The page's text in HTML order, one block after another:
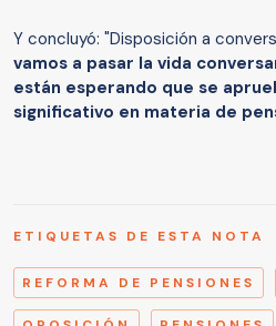
Y concluyó: "Disposición a
vamos a pasar la vida
están esperando que se
significativo en materia de
ETIQUETAS DE ESTA NOTA
REFORMA DE PENSIONES